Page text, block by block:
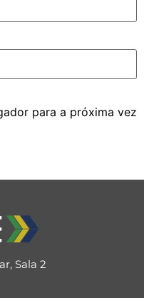
para a próxima vez
Sala 2